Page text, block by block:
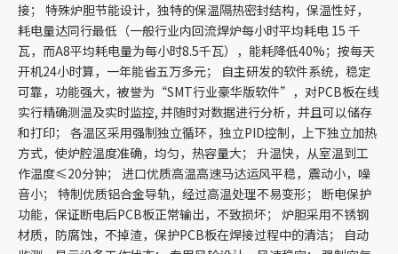
接； 特殊炉胆节能设计，独特的保温隔热密封结构，保温性好，
耗电量达同行最低（一般行业内回流焊炉每小时平均耗电 15 千
瓦，而A8平均耗电量为每小时8.5千瓦），能耗降低40%；按每天
开机24小时算，一年能省五万多元； 自主研发的软件系统，稳定
可靠，功能强大，被誉为“SMT行业豪华版软件”，对PCB板在线
实行精确测温及实时监控, 并随时对数据进行分析，并且可以储存
和打印； 各温区采用强制独立循环，独立PID控制，上下独立加热
方式，使炉腔温度准确，均匀，热容量大； 升温快，从室温到工
作温度≤20分钟； 进口优质高温高速马达运风平稳，震动小，噪
音小； 特制优质铝合金导轨，经过高温处理不易变形； 断电保护
功能，保证断电后PCB板正常输出，不致损坏； 炉胆采用不锈钢
材质，防腐蚀，不掉渣，保护PCB板在焊接过程中的清洁； 自动